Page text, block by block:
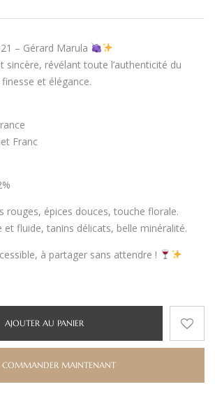
– Gérard Marula
sincère, révélant toute l’authenticité du
et élégance.
Franc
rouges, épices douces, touche florale.
et fluide, tanins délicats, belle minéralité.
à partager sans attendre !
AJOUTER AU PANIER
COMMANDER MAINTENANT